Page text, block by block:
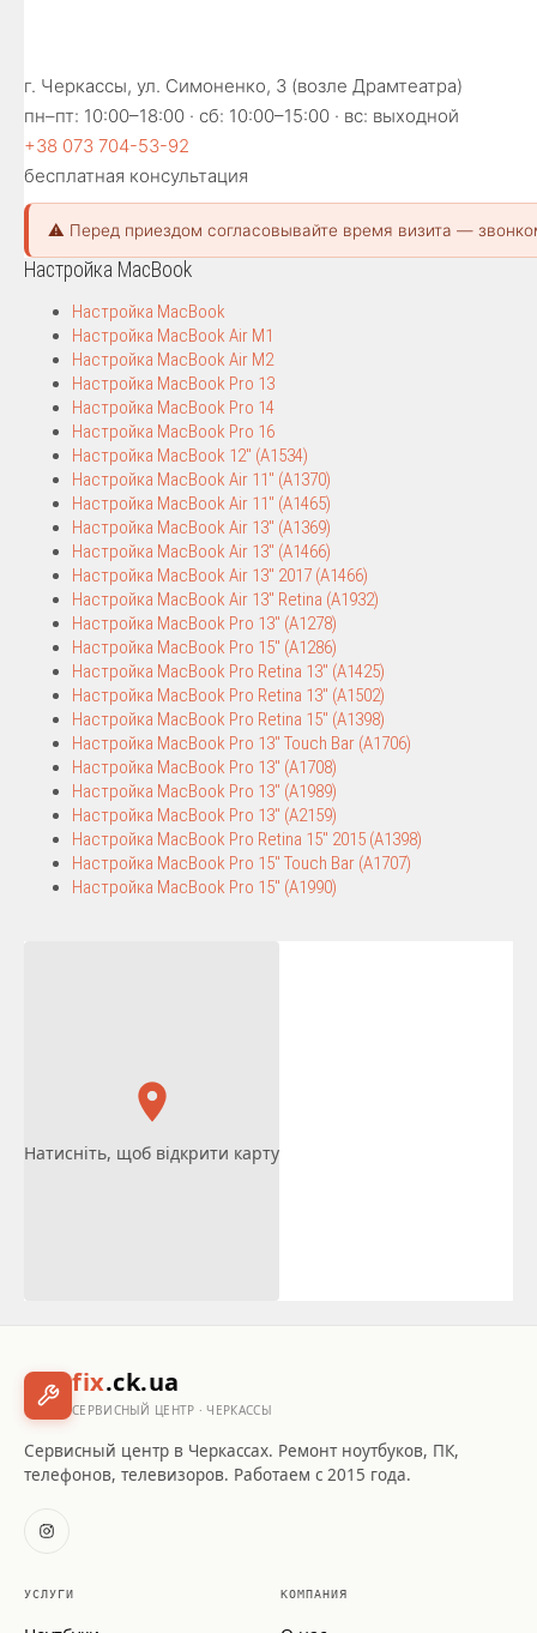
г. Черкассы, ул. Симоненко, 3 (возле Драмтеатра)
пн–пт: 10:00–18:00 · сб: 10:00–15:00 · вс: выходной
+38 073 704-53-92
бесплатная консультация
⚠️ Перед приездом согласовывайте время визита —
Настройка MacBook
Настройка MacBook
Настройка MacBook Air M1
Настройка MacBook Air M2
Настройка MacBook Pro 13
Настройка MacBook Pro 14
Настройка MacBook Pro 16
Настройка MacBook 12″ (A1534)
Настройка MacBook Air 11″ (A1370)
Настройка MacBook Air 11″ (A1465)
Настройка MacBook Air 13″ (A1369)
Настройка MacBook Air 13″ (A1466)
Настройка MacBook Air 13″ 2017 (A1466)
Настройка MacBook Air 13″ Retina (A1932)
Настройка MacBook Pro 13″ (A1278)
Настройка MacBook Pro 15″ (A1286)
Настройка MacBook Pro Retina 13″ (A1425)
Настройка MacBook Pro Retina 13″ (A1502)
Настройка MacBook Pro Retina 15″ (A1398)
Настройка MacBook Pro 13″ Touch Bar (A1706)
Настройка MacBook Pro 13″ (A1708)
Настройка MacBook Pro 13″ (A1989)
Настройка MacBook Pro 13″ (A2159)
Настройка MacBook Pro Retina 15″ 2015 (A1398)
Настройка MacBook Pro 15″ Touch Bar (A1707)
Настройка MacBook Pro 15″ (A1990)
Натисніть, щоб відкрити карту
fix.ck.ua
СЕРВИСНЫЙ ЦЕНТР · ЧЕРКАССЫ
Сервисный центр в Черкассах. Ремонт ноутбуков, ПК,
телефонов, телевизоров. Работаем с 2015 года.
УСЛУГИ КОМПАНИЯ